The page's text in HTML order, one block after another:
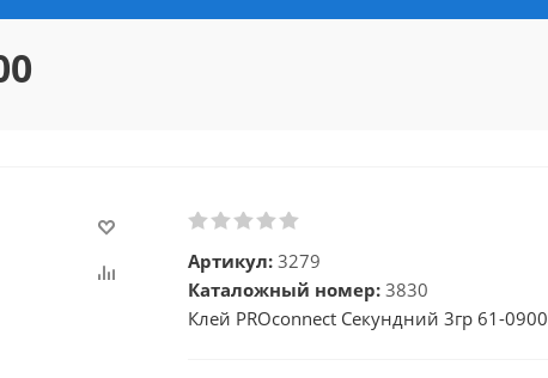
Артикул: 3279
Каталожный номер: 3830
Клей PROconnect Секундний 3гр 61-0900